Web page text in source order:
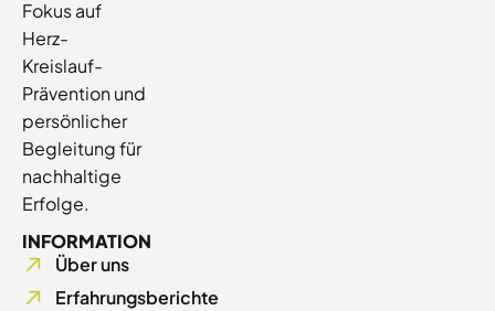
Fokus auf
Herz-
Kreislauf-
Prävention und
persönlicher
Begleitung für
nachhaltige
Erfolge.
INFORMATION
Über uns
Erfahrungsberichte